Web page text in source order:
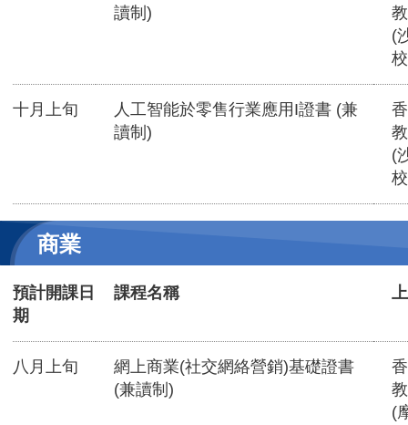
讀制)
(
十月上旬
人工智能於零售行業應用I證書 (兼
讀制)
(
商業
預計開課日
期
課程名稱
八月上旬
網上商業(社交網絡營銷)基礎證書
(兼讀制)
(